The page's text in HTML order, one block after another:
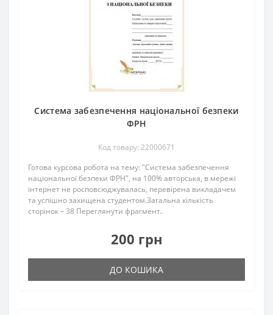
Система забезпечення національної безпеки
ФРН
Код товару: 22000671
Готова курсова робота на тему: "Система забезпечення
національної безпеки ФРН", на 100% авторська, в мережі
інтернет не росповсюджувалась, перевірена викладачем
та успішно захищена студентом.Загальна кількість
сторінок – 38 Переглянути фрагмент..
200 грн
ДО КОШИКА